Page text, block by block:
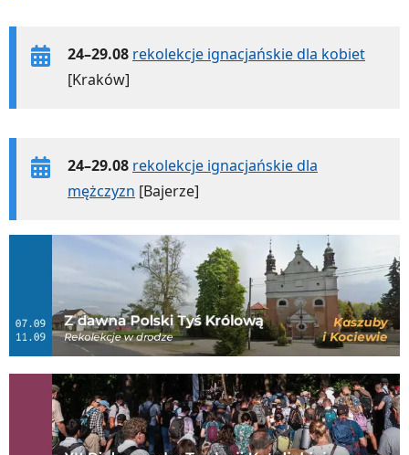
24–29.08 rekolekcje ignacjańskie dla kobiet
[Kraków]
24–29.08 rekolekcje ignacjańskie dla
mężczyzn [Bajerze]